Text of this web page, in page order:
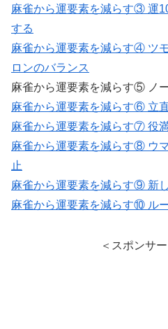
麻雀から運要素を減らす③ 運
する
麻雀から運要素を減らす④ ツ
ロンのバランス
麻雀から運要素を減らす⑤ ノ
麻雀から運要素を減らす⑥ 立
麻雀から運要素を減らす⑦ 役
麻雀から運要素を減らす⑧ ウ
止
麻雀から運要素を減らす⑨ 新
麻雀から運要素を減らす⑩ ル
＜スポンサ